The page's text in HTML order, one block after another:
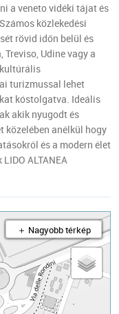
a veneto vidéki tájat és
közlekedési
rövid időn belül és
Udine vagy a
turizmussal lehet
kóstolgatva. Ideális
akik nyugodt és
közelében anélkül hogy
és a modern élet
ALTANEA
＋ Nagyobb térkép